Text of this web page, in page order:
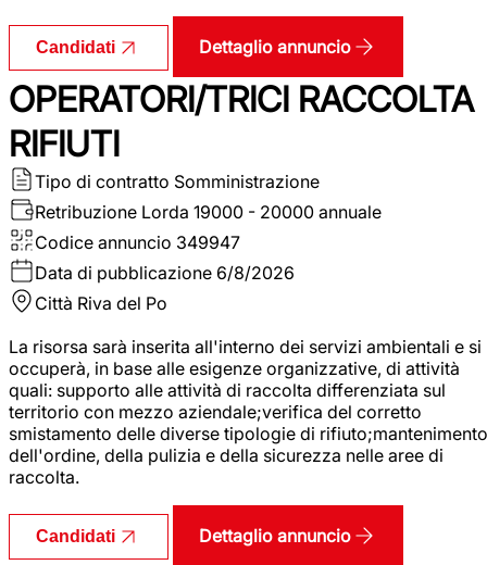
Candidati Dettaglio annuncio
OPERATORI/TRICI RACCOLTA
RIFIUTI
Tipo di contratto Somministrazione
Retribuzione Lorda 19000 - 20000 annuale
Codice annuncio 349947
Data di pubblicazione 6/8/2026
Città Riva del Po
La risorsa sarà inserita all'interno dei servizi ambientali e si
occuperà, in base alle esigenze organizzative, di attività
quali: supporto alle attività di raccolta differenziata sul
territorio con mezzo aziendale;verifica del corretto
smistamento delle diverse tipologie di rifiuto;mantenimento
dell'ordine, della pulizia e della sicurezza nelle aree di
raccolta.
Candidati Dettaglio annuncio